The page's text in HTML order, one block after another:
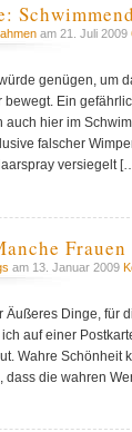
am 21. Juli 2009
genügen, um
bewegt. Ein
auch hier im
falscher
versiegelt
Frauen
am 13. Januar 2009
Äußeres Dinge, für
auf einer
Wahre Schönheit
dass die wahren